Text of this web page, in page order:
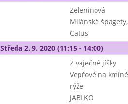
Zeleninová
Milánské
Catus
Středa 2. 9. 2020 (11:15 - 14:00)
Z vaječné jíšky
Vepřové na kmíně
rýže
JABLKO